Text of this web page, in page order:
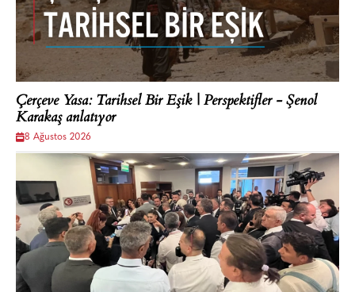
Çerçeve Yasa: Tarihsel Bir Eşik | Perspektifler - Şenol
Karakaş anlatıyor
8 Ağustos 2026